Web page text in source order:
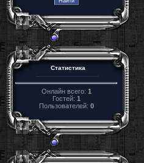
Статистика
Онлайн всего: 1
Гостей: 1
Пользователей: 0